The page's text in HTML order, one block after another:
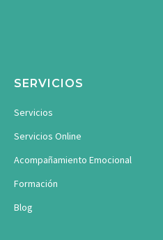
SERVICIOS
Servicios
Servicios Online
Acompañamiento Emocional
Formación
Blog